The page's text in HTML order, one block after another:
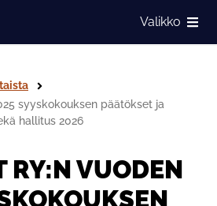
Näytä
Valikko
syyskokouksen päätökset ja
hallitus 2026
RY:N VUODEN